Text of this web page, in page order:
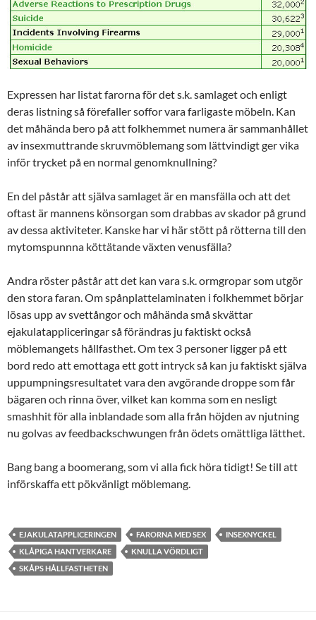
Expressen har listat farorna för det s.k. samlaget och enligt
deras listning så förefaller soffor vara farligaste möbeln. Kan
det måhända bero på att folkhemmet numera är sammanhållet
av insexmuttrande skruvmöblemang som lättvindigt ger vika
inför trycket på en normal genomknullning?
En del påstår att själva samlaget är en mansfälla och att det
oftast är mannens könsorgan som drabbas av skador på grund
av dessa aktiviteter. Kanske har vi här stött på rötterna till den
mytomspunnna köttätande växten venusfälla?
Andra röster påstår att det kan vara s.k. ormgropar som utgör
den stora faran. Om spånplattelaminaten i folkhemmet börjar
lösas upp av svettångor och måhända små skvättar
ejakulatappliceringar så förändras ju faktiskt också
möblemangets hållfasthet. Om tex 3 personer ligger på ett
bord redo att emottaga ett gott intryck så kan ju faktiskt själva
uppumpningsresultatet vara den avgörande droppe som får
bägaren och rinna över, vilket kan komma som en nesligt
smashhit för alla inblandade som alla från höjden av njutning
nu golvas av feedbackschwungen från ödets omättliga lätthet.
Bang bang a boomerang, som vi alla fick höra tidigt! Se till att
införskaffa ett pökvänligt möblemang.
EJAKULATAPPLICERINGEN FARORNA MED SEX
INSEXNYCKEL
KLÅPIGA HANTVERKARE
KNULLA VÖRDLIGT
SKÅPS HÅLLFASTHETEN